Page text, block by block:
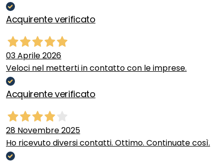
Acquirente verificato
03 Aprile 2026
Veloci nel metterti in contatto con le imprese.
Acquirente verificato
28 Novembre 2025
Ho ricevuto diversi contatti. Ottimo. Continuate così.